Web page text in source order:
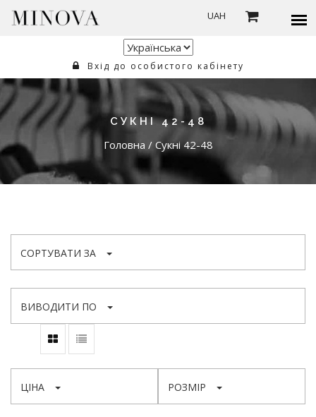
UAH
Вхід до особистого кабінету
СУКНІ 42-48
Головна / Сукні 42-48
СОРТУВАТИ ЗА
ВИВОДИТИ ПО
ЦІНА РОЗМІР